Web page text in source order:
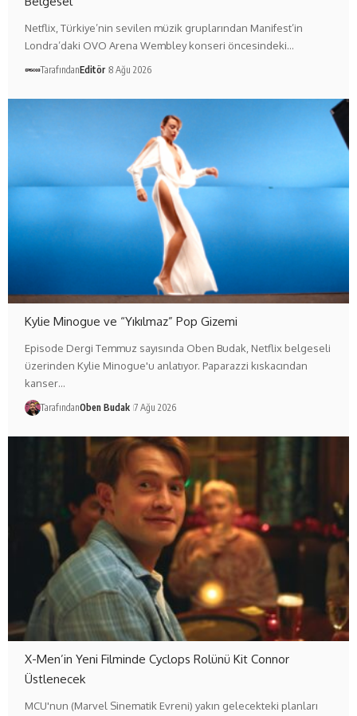
Netflix, Türkiye’nin sevilen müzik gruplarından Manifest’in
Londra’daki OVO Arena Wembley konseri öncesindeki…
TarafındanEditör 8 Ağu 2026
Kylie Minogue ve “Yıkılmaz” Pop Gizemi
Episode Dergi Temmuz sayısında Oben Budak, Netflix belgeseli
üzerinden Kylie Minogue'u anlatıyor. Paparazzi kıskacından
kanser…
TarafındanOben Budak 7 Ağu 2026
X-Men’in Yeni Filminde Cyclops Rolünü Kit Connor
Üstlenecek
MCU'nun (Marvel Sinematik Evreni) yakın gelecekteki planları